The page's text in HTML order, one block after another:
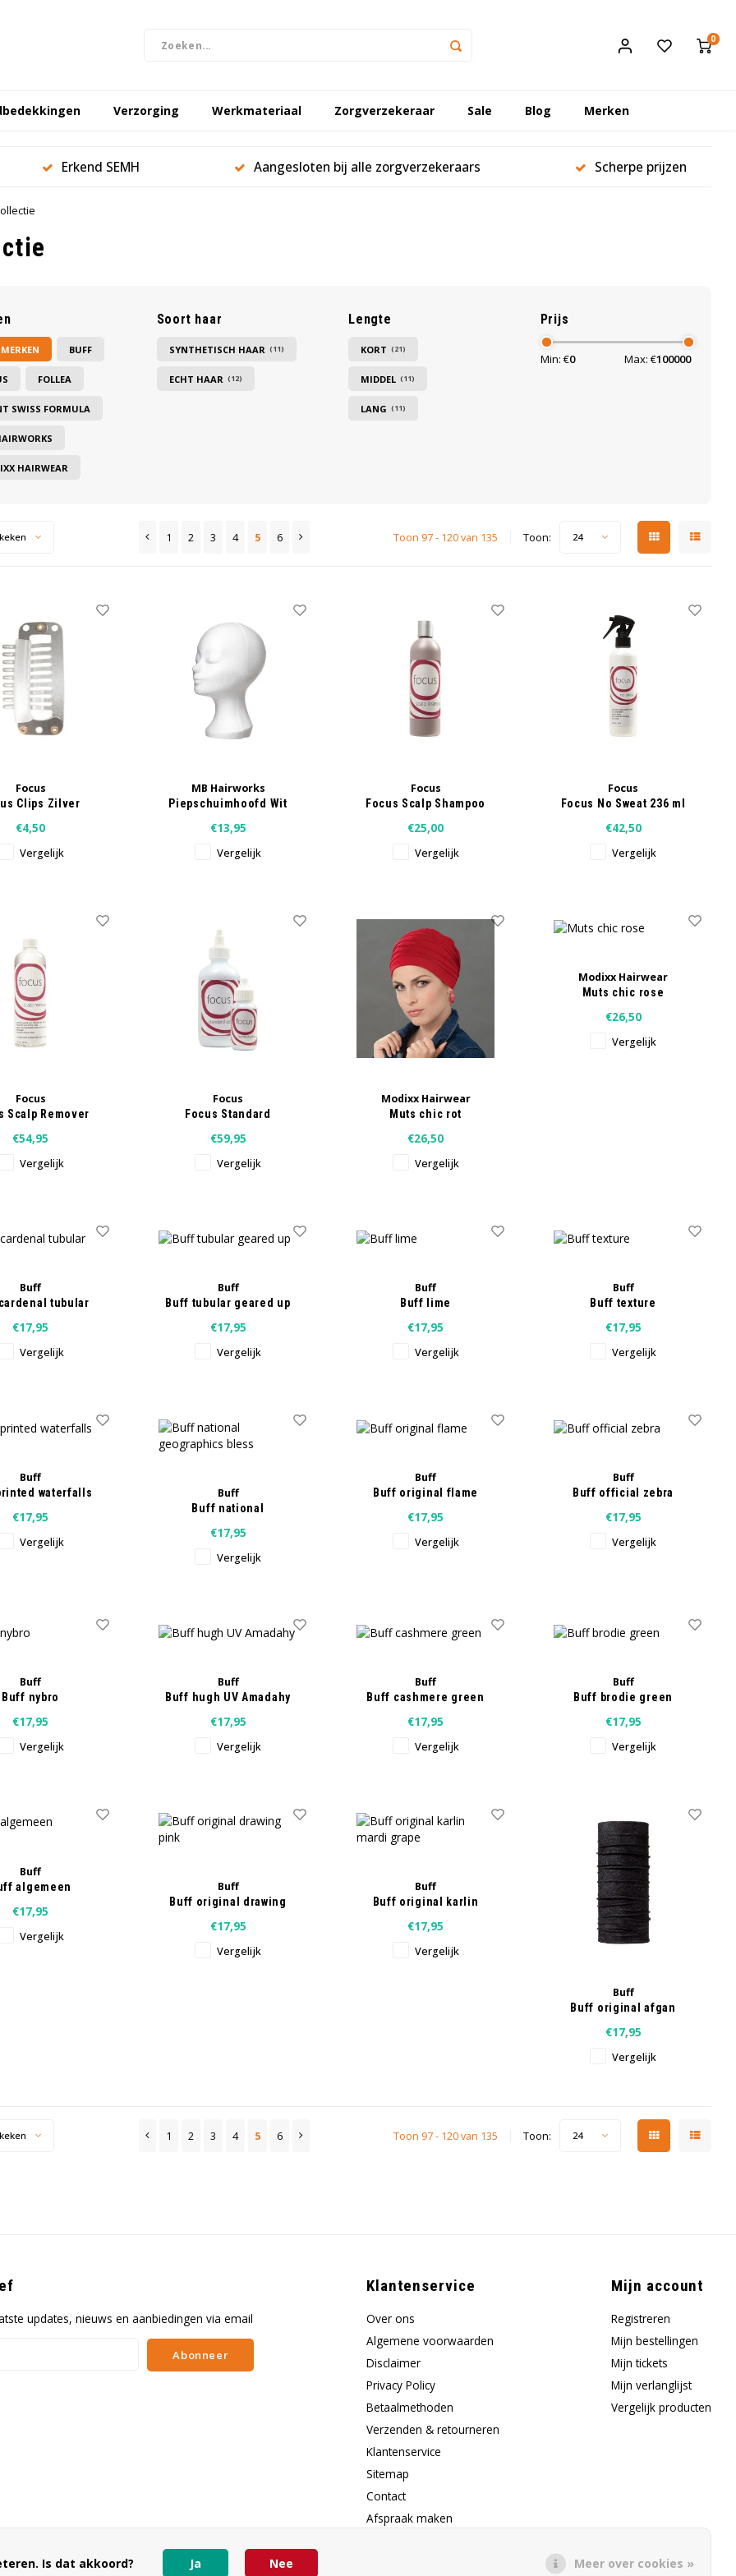
0
Verzorging Werkmateriaal Zorgverzekeraar Sale Blog Merken
Erkend SEMH Aangesloten bij alle zorgverzekeraars Scherpe prijzen
BUFF
FOLLEA
SWISS FORMULA
HAIRWEAR
Soort haar
SYNTHETISCH HAAR (11)
ECHT HAAR (12)
Lengte
KORT (21)
MIDDEL (11)
LANG (11)
Prijs
Min: €0 Max: €100000
1 2 3 4 5 6 Toon 97 - 120 van 135 Toon: 24
Focus
Clips Zilver
€4,50
Vergelijk
MB Hairworks
Piepschuimhoofd Wit
€13,95
Vergelijk
Focus
Focus Scalp Shampoo
€25,00
Vergelijk
Focus
Focus No Sweat 236 ml
€42,50
Vergelijk
Focus
Scalp Remover
€54,95
Vergelijk
Focus
Focus Standard
€59,95
Vergelijk
Modixx Hairwear
Muts chic rot
€26,50
Vergelijk
Modixx Hairwear
Muts chic rose
€26,50
Vergelijk
Buff
tubular
€17,95
Vergelijk
Buff
Buff tubular geared up
€17,95
Vergelijk
Buff
Buff lime
€17,95
Vergelijk
Buff
Buff texture
€17,95
Vergelijk
Buff
waterfalls
€17,95
Vergelijk
Buff
Buff national
€17,95
Vergelijk
Buff
Buff original flame
€17,95
Vergelijk
Buff
Buff official zebra
€17,95
Vergelijk
Buff
Buff nybro
€17,95
Vergelijk
Buff
Buff hugh UV Amadahy
€17,95
Vergelijk
Buff
Buff cashmere green
€17,95
Vergelijk
Buff
Buff brodie green
€17,95
Vergelijk
Buff
algemeen
€17,95
Vergelijk
Buff
Buff original drawing
pink
€17,95
Vergelijk
Buff
Buff original karlin
mardi grape
€17,95
Vergelijk
Buff
Buff original afgan
€17,95
Vergelijk
1 2 3 4 5 6 Toon 97 - 120 van 135 Toon: 24
updates, nieuws en aanbiedingen via email
Abonneer
Klantenservice
Over ons
Algemene voorwaarden
Disclaimer
Privacy Policy
Betaalmethoden
Verzenden & retourneren
Klantenservice
Sitemap
Contact
Afspraak maken
Mijn account
Registreren
Mijn bestellingen
Mijn tickets
Mijn verlanglijst
Vergelijk producten
Is dat akkoord? Ja Nee Meer over cookies »